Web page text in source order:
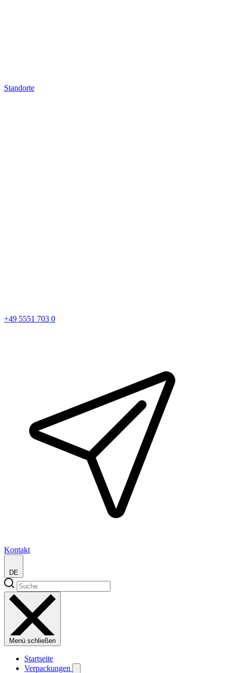
Standorte
+49 5551 703 0
Kontakt
DE
Menü schließen
Startseite
Verpackungen